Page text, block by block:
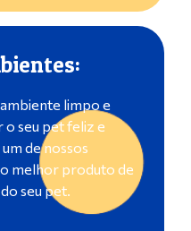
limpo e
seu pet feliz e
de nossos
melhor produto de
seu pet.